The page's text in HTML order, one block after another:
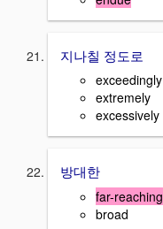
지나칠 정도로
exceedingly
extremely
excessively
방대한
far-reaching
broad